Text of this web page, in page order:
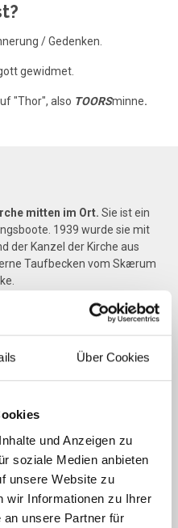
Über Cookies
und Anzeigen zu
soziale Medien anbieten
unsere Website zu
wir Informationen zu Ihrer
an unsere Partner für
/ Gedenken.
gewidmet.
"Thor", also TOORSminne.
mitten im Ort. Sie ist ein
1939 wurde sie mit
der Kanzel der Kirche aus
Taufbecken vom Skærum
gibt es in der Skolegade. Fahrt
folgt der Straße. Nach der
Klettergeräte.
fühlt sich auch euer
Pommes gibt - findet ihr
hier darf er mit. Und an den
könnt ihr nach